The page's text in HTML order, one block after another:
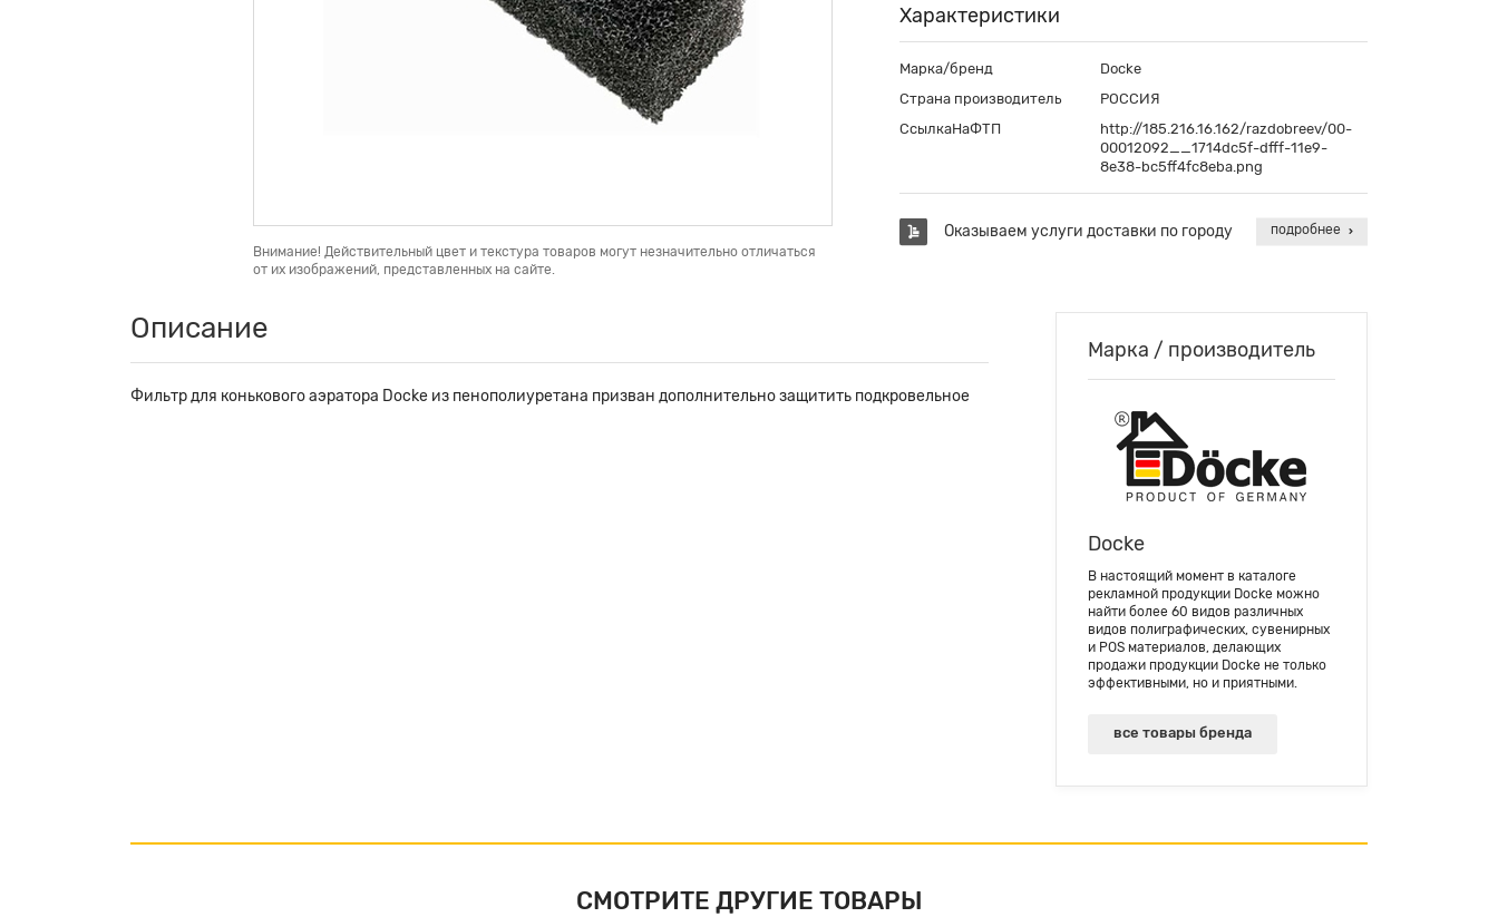
Внимание! Действительный цвет и текстура товаров могут незначительно отличаться
от их изображений, представленных на сайте.
Характеристики
Марка/бренд
Docke
Страна производитель
РОССИЯ
СсылкаНаФТП
http://185.216.16.162/razdobreev/00-
00012092__1714dc5f-dfff-11e9-
8e38-bc5ff4fc8eba.png
Оказываем услуги доставки по городу подробнее
Описание
Фильтр для конькового аэратора Docke из пенополиуретана призван дополнительно защитить подкровельное
Марка / производитель
Docke
В настоящий момент в каталоге
рекламной продукции Docke можно
найти более 60 видов различных
видов полиграфических, сувенирных
и POS материалов, делающих
продажи продукции Docke не только
эффективными, но и приятными.
все товары бренда
СМОТРИТЕ ДРУГИЕ ТОВАРЫ